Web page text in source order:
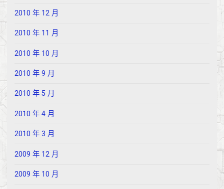
2010 年 12 月
2010 年 11 月
2010 年 10 月
2010 年 9 月
2010 年 5 月
2010 年 4 月
2010 年 3 月
2009 年 12 月
2009 年 10 月